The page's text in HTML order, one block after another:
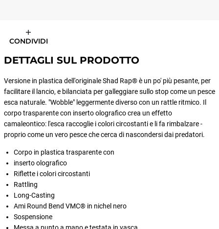
CONDIVIDI
DETTAGLI SUL PRODOTTO
Versione in plastica dell'originale Shad Rap® è un po' più pesante, per
facilitare il lancio, e bilanciata per galleggiare sullo stop come un pesce
esca naturale. "Wobble" leggermente diverso con un rattle ritmico. Il
corpo trasparente con inserto olografico crea un effetto
camaleontico: l'esca raccoglie i colori circostanti e li fa rimbalzare -
proprio come un vero pesce che cerca di nascondersi dai predatori.
Corpo in plastica trasparente con
inserto olografico
Riflette i colori circostanti
Rattling
Long-Casting
Ami Round Bend VMC® in nichel nero
Sospensione